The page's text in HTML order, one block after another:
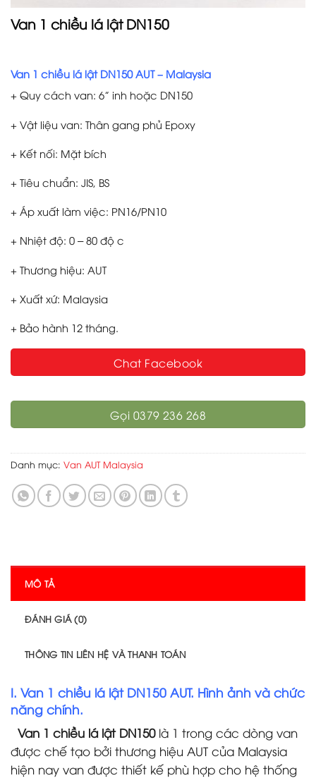
Van 1 chiều lá lật DN150
Van 1 chiều lá lật DN150 AUT – Malaysia
+ Quy cách van: 6” inh hoặc DN150
+ Vật liệu van: Thân gang phủ Epoxy
+ Kết nối: Mặt bích
+ Tiêu chuẩn: JIS, BS
+ Áp xuất làm việc: PN16/PN10
+ Nhiệt độ: 0 – 80 độ c
+ Thương hiệu: AUT
+ Xuất xứ: Malaysia
+ Bảo hành 12 tháng.
Chat Facebook
Gọi 0379 236 268
Danh mục: Van AUT Malaysia
MÔ TẢ
ĐÁNH GIÁ (0)
THÔNG TIN LIÊN HỆ VÀ THANH TOÁN
I. Van 1 chiều lá lật DN150 AUT. Hình ảnh và chức
năng chính.
Van 1 chiều lá lật DN150là 1 trong các dòng van
được chế tạo bởi thương hiệu AUT của Malaysia
hiện nay van được thiết kế phù hợp cho hệ thống